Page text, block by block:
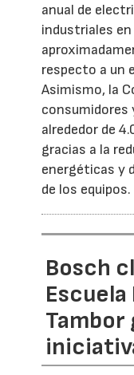
anual de
industriales en
respecto a un
Asimismo, la
consumidores
alrededor de
gracias a la
energéticas y
de los equipos.
Bosch
Tambor